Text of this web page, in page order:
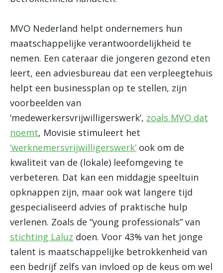
MVO Nederland helpt ondernemers hun
maatschappelijke verantwoordelijkheid te
nemen. Een cateraar die jongeren gezond eten
leert, een adviesbureau dat een verpleegtehuis
helpt een businessplan op te stellen, zijn
voorbeelden van
‘medewerkersvrijwilligerswerk’, zoals MVO dat
noemt, Movisie stimuleert het
‘werknemersvrijwilligerswerk’ ook om de
kwaliteit van de (lokale) leefomgeving te
verbeteren. Dat kan een middagje speeltuin
opknappen zijn, maar ook wat langere tijd
gespecialiseerd advies of praktische hulp
verlenen. Zoals de “young professionals” van
stichting Laluz doen. Voor 43% van het jonge
talent is maatschappelijke betrokkenheid van
een bedrijf zelfs van invloed op de keus om wel